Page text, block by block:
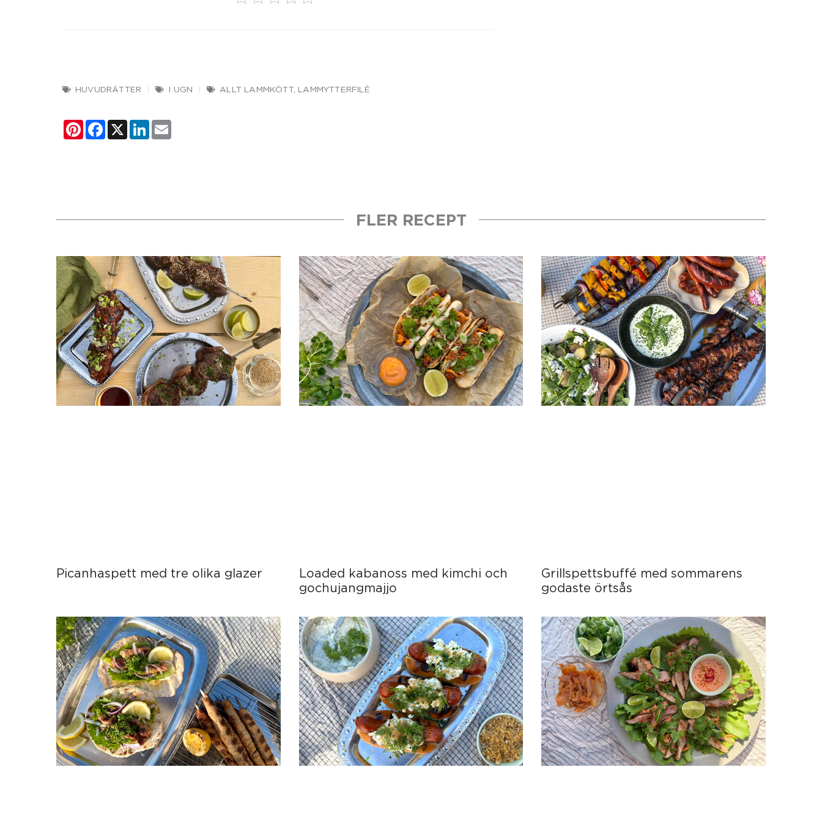
HUVUDRÄTTER I UGN ALLT LAMMKÖTT, LAMMYTTERFILÉ
PinterestFacebook
X LinkedIn
FLER RECEPT
Picanhaspett med tre olika glazer
Loaded kabanoss med kimchi och
gochujangmajjo
Grillspettsbuffé med sommarens
godaste örtsås